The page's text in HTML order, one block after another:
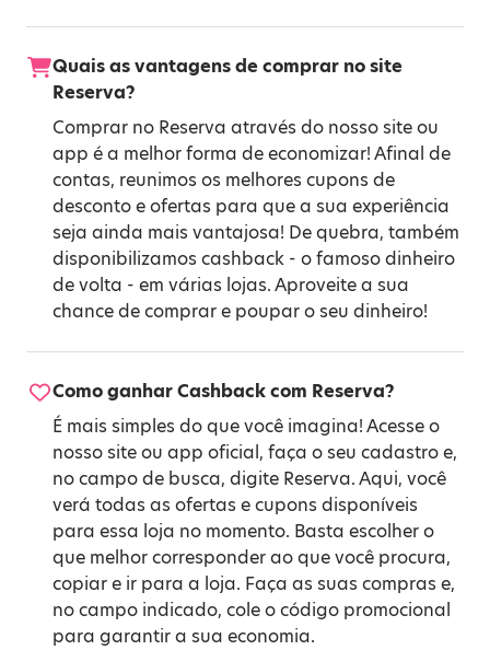
Quais as vantagens de comprar no site
Reserva?
Comprar no Reserva através do nosso site ou
app é a melhor forma de economizar! Afinal de
contas, reunimos os melhores cupons de
desconto e ofertas para que a sua experiência
seja ainda mais vantajosa! De quebra, também
disponibilizamos cashback - o famoso dinheiro
de volta - em várias lojas. Aproveite a sua
chance de comprar e poupar o seu dinheiro!
Como ganhar Cashback com Reserva?
É mais simples do que você imagina! Acesse o
nosso site ou app oficial, faça o seu cadastro e,
no campo de busca, digite Reserva. Aqui, você
verá todas as ofertas e cupons disponíveis
para essa loja no momento. Basta escolher o
que melhor corresponder ao que você procura,
copiar e ir para a loja. Faça as suas compras e,
no campo indicado, cole o código promocional
para garantir a sua economia.